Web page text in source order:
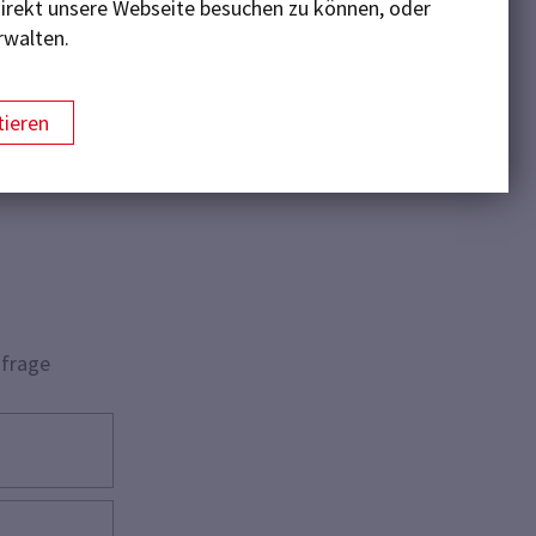
unsere Webseite besuchen zu können, oder